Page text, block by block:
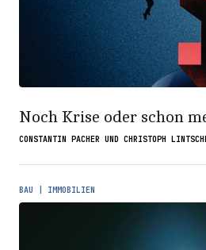
Noch Krise oder schon
CONSTANTIN PACHER UND CHRISTOPH
BAU | IMMOBILIEN